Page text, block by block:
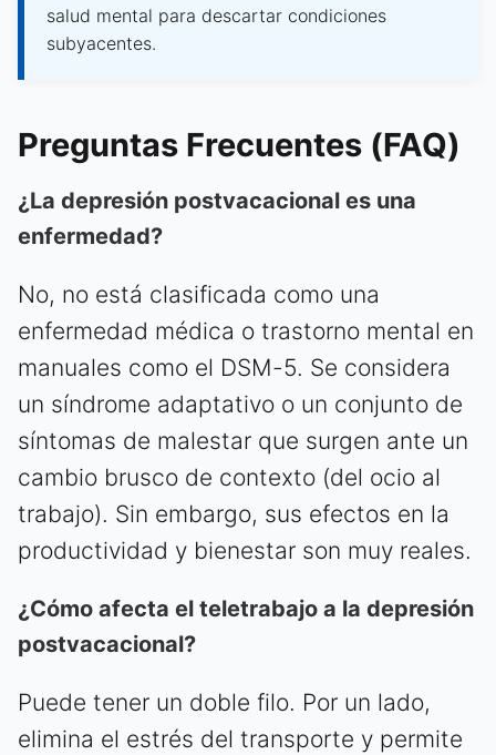
salud mental para descartar condiciones
subyacentes.
Preguntas Frecuentes (FAQ)
¿La depresión postvacacional es una
enfermedad?
No, no está clasificada como una
enfermedad médica o trastorno mental en
manuales como el DSM-5. Se considera
un síndrome adaptativo o un conjunto de
síntomas de malestar que surgen ante un
cambio brusco de contexto (del ocio al
trabajo). Sin embargo, sus efectos en la
productividad y bienestar son muy reales.
¿Cómo afecta el teletrabajo a la depresión
postvacacional?
Puede tener un doble filo. Por un lado,
elimina el estrés del transporte y permite